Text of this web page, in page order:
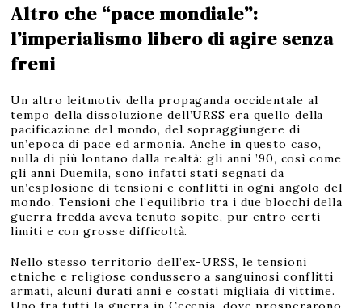
Altro che “pace mondiale”:
l’imperialismo libero di agire senza
freni
Un altro leitmotiv della propaganda occidentale al
tempo della dissoluzione dell’URSS era quello della
pacificazione del mondo, del sopraggiungere di
un’epoca di pace ed armonia. Anche in questo caso,
nulla di più lontano dalla realtà: gli anni ’90, così come
gli anni Duemila, sono infatti stati segnati da
un’esplosione di tensioni e conflitti in ogni angolo del
mondo. Tensioni che l’equilibrio tra i due blocchi della
guerra fredda aveva tenuto sopite, pur entro certi
limiti e con grosse difficoltà.
Nello stesso territorio dell’ex-URSS, le tensioni
etniche e religiose condussero a sanguinosi conflitti
armati, alcuni durati anni e costati migliaia di vittime.